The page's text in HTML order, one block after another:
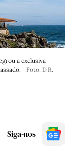
a exclusiva
Foto: D.R.
Siga-nos